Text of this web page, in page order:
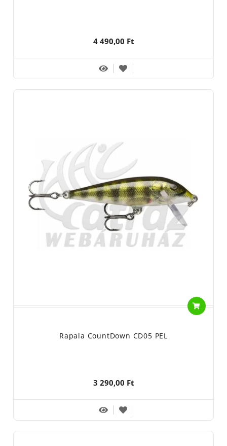
4 490,00 Ft
Rapala CountDown CD05 PEL
3 290,00 Ft